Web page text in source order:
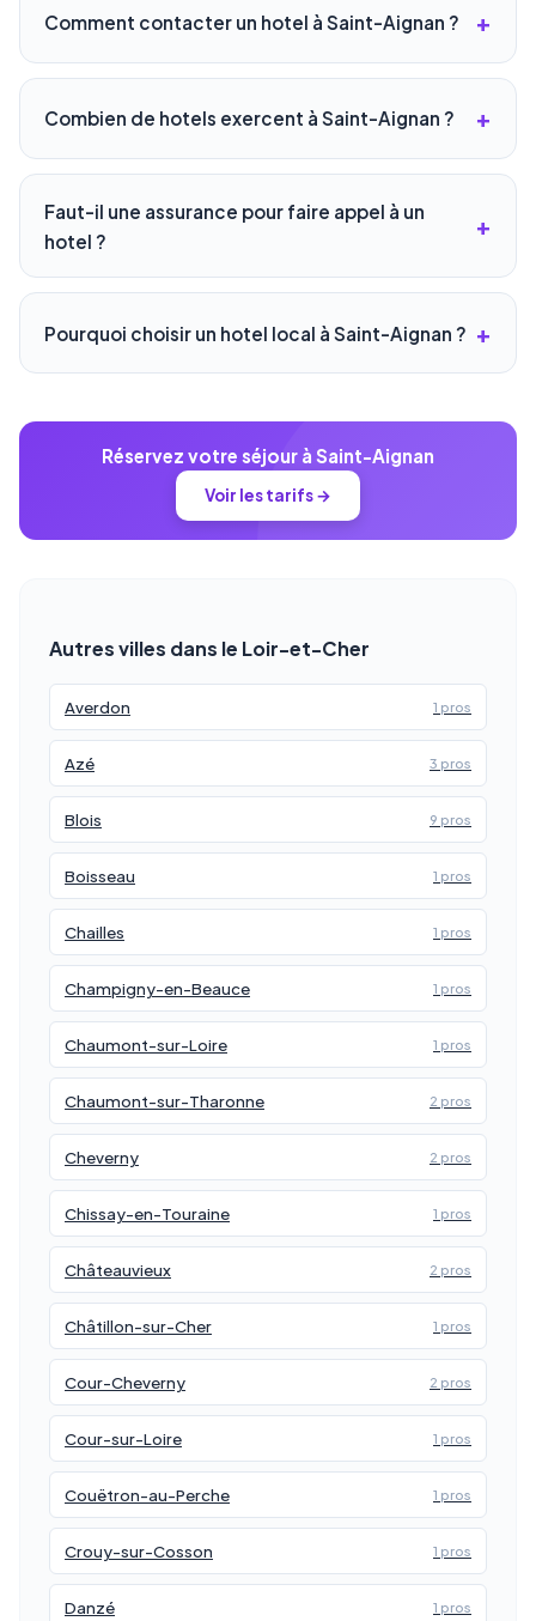
Comment contacter un hotel à Saint-Aignan ?
Combien de hotels exercent à Saint-Aignan ?
Faut-il une assurance pour faire appel à un
hotel ?
Pourquoi choisir un hotel local à Saint-Aignan ?
Réservez votre séjour à Saint-Aignan
Voir les tarifs →
Autres villes dans le Loir-et-Cher
Averdon 1 pros
Azé 3 pros
Blois 9 pros
Boisseau 1 pros
Chailles 1 pros
Champigny-en-Beauce 1 pros
Chaumont-sur-Loire 1 pros
Chaumont-sur-Tharonne 2 pros
Cheverny 2 pros
Chissay-en-Touraine 1 pros
Châteauvieux 2 pros
Châtillon-sur-Cher 1 pros
Cour-Cheverny 2 pros
Cour-sur-Loire 1 pros
Couëtron-au-Perche 1 pros
Crouy-sur-Cosson 1 pros
Danzé 1 pros